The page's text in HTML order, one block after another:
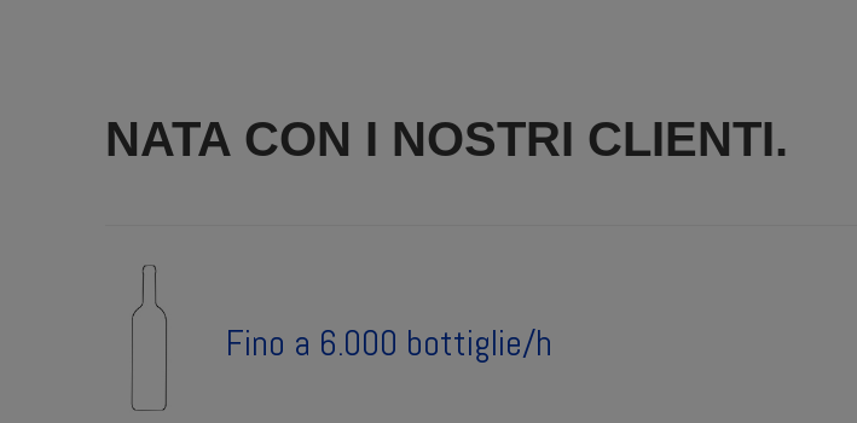
NATA CON I NOSTRI CLIENTI.
Fino a 6.000 bottiglie/h